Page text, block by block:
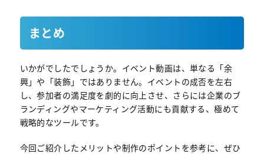
まとめ
いかがでしたでしょうか。イベント動画は、単なる「余
興」や「装飾」ではありません。イベントの成否を左右
し、参加者の満足度を劇的に向上させ、さらには企業のブ
ランディングやマーケティング活動にも貢献する、極めて
戦略的なツールです。
今回ご紹介したメリットや制作のポイントを参考に、ぜひ